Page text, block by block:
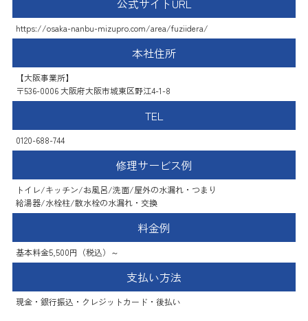
公式サイトURL
https://osaka-nanbu-mizupro.com/area/fuziidera/
本社住所
【大阪事業所】
〒536-0006 大阪府大阪市城東区野江4-1-8
TEL
0120-688-744
修理サービス例
トイレ/キッチン/お風呂/洗面/屋外の水漏れ・つまり
給湯器/水栓柱/散水栓の水漏れ・交換
料金例
基本料金5,500円（税込）～
支払い方法
現金・銀行振込・クレジットカード・後払い